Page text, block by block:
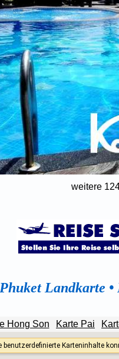
weitere
Phuket Landkarte